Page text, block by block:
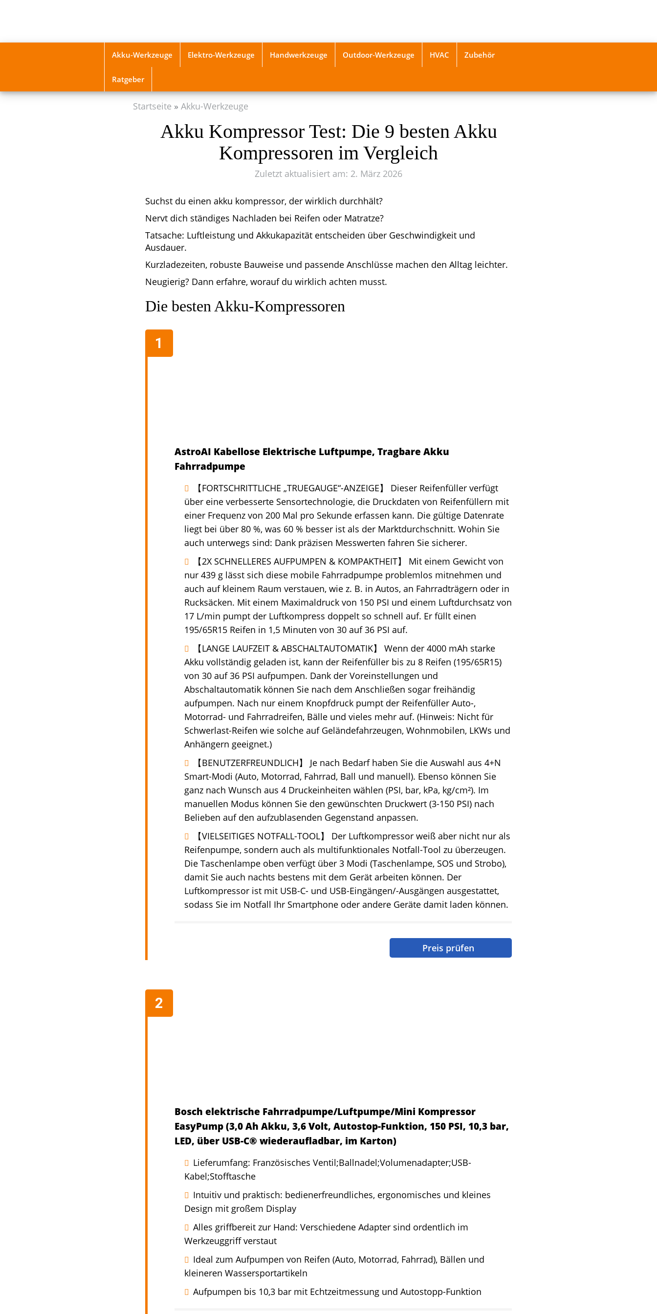
content
Akku-Werkzeuge Elektro-Werkzeuge Handwerkzeuge Outdoor-Werkzeuge HVAC Zubehör
Ratgeber
Startseite Akku-Werkzeuge
Akku Kompressor Test: Die 9 besten Akku
Kompressoren im Vergleich
Zuletzt aktualisiert am: 2. März 2026
Suchst du einen akku kompressor, der wirklich durchhält?
Nervt dich ständiges Nachladen bei Reifen oder Matratze?
Tatsache: Luftleistung und Akkukapazität entscheiden über Geschwindigkeit und
Ausdauer.
Kurzladezeiten, robuste Bauweise und passende Anschlüsse machen den Alltag leichter.
Neugierig? Dann erfahre, worauf du wirklich achten musst.
Die besten Akku-Kompressoren
AstroAI Kabellose Elektrische Luftpumpe, Tragbare Akku
Fahrradpumpe
【FORTSCHRITTLICHE „TRUEGAUGE“-ANZEIGE】 Dieser Reifenfüller verfügt
über eine verbesserte Sensortechnologie, die Druckdaten von Reifenfüllern mit
einer Frequenz von 200 Mal pro Sekunde erfassen kann. Die gültige Datenrate
liegt bei über 80 %, was 60 % besser ist als der Marktdurchschnitt. Wohin Sie
auch unterwegs sind: Dank präzisen Messwerten fahren Sie sicherer.
【2X SCHNELLERES AUFPUMPEN & KOMPAKTHEIT】 Mit einem Gewicht von
nur 439 g lässt sich diese mobile Fahrradpumpe problemlos mitnehmen und
auch auf kleinem Raum verstauen, wie z. B. in Autos, an Fahrradträgern oder in
Rucksäcken. Mit einem Maximaldruck von 150 PSI und einem Luftdurchsatz von
17 L/min pumpt der Luftkompress doppelt so schnell auf. Er füllt einen
195/65R15 Reifen in 1,5 Minuten von 30 auf 36 PSI auf.
【LANGE LAUFZEIT & ABSCHALTAUTOMATIK】 Wenn der 4000 mAh starke
Akku vollständig geladen ist, kann der Reifenfüller bis zu 8 Reifen (195/65R15)
von 30 auf 36 PSI aufpumpen. Dank der Voreinstellungen und
Abschaltautomatik können Sie nach dem Anschließen sogar freihändig
aufpumpen. Nach nur einem Knopfdruck pumpt der Reifenfüller Auto-,
Motorrad- und Fahrradreifen, Bälle und vieles mehr auf. (Hinweis: Nicht für
Schwerlast-Reifen wie solche auf Geländefahrzeugen, Wohnmobilen, LKWs und
Anhängern geeignet.)
【BENUTZERFREUNDLICH】 Je nach Bedarf haben Sie die Auswahl aus 4+N
Smart-Modi (Auto, Motorrad, Fahrrad, Ball und manuell). Ebenso können Sie
ganz nach Wunsch aus 4 Druckeinheiten wählen (PSI, bar, kPa, kg/cm²). Im
manuellen Modus können Sie den gewünschten Druckwert (3-150 PSI) nach
Belieben auf den aufzublasenden Gegenstand anpassen.
【VIELSEITIGES NOTFALL-TOOL】 Der Luftkompressor weiß aber nicht nur als
Reifenpumpe, sondern auch als multifunktionales Notfall-Tool zu überzeugen.
Die Taschenlampe oben verfügt über 3 Modi (Taschenlampe, SOS und Strobo),
damit Sie auch nachts bestens mit dem Gerät arbeiten können. Der
Luftkompressor ist mit USB-C- und USB-Eingängen/-Ausgängen ausgestattet,
sodass Sie im Notfall Ihr Smartphone oder andere Geräte damit laden können.
Preis prüfen
Bosch elektrische Fahrradpumpe/Luftpumpe/Mini Kompressor
EasyPump (3,0 Ah Akku, 3,6 Volt, Autostop-Funktion, 150 PSI, 10,3 bar,
LED, über USB-C® wiederaufladbar, im Karton)
Lieferumfang: Französisches Ventil;Ballnadel;Volumenadapter;USB-
Kabel;Stofftasche
Intuitiv und praktisch: bedienerfreundliches, ergonomisches und kleines
Design mit großem Display
Alles griffbereit zur Hand: Verschiedene Adapter sind ordentlich im
Werkzeuggriff verstaut
Ideal zum Aufpumpen von Reifen (Auto, Motorrad, Fahrrad), Bällen und
kleineren Wassersportartikeln
Aufpumpen bis 10,3 bar mit Echtzeitmessung und Autostopp-Funktion